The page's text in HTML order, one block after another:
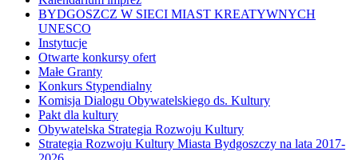
BYDGOSZCZ W SIECI MIAST KREATYWNYCH
UNESCO
Instytucje
Otwarte konkursy ofert
Małe Granty
Konkurs Stypendialny
Komisja Dialogu Obywatelskiego ds. Kultury
Pakt dla kultury
Obywatelska Strategia Rozwoju Kultury
Strategia Rozwoju Kultury Miasta Bydgoszczy na lata 2017-